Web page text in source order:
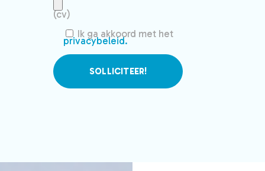
(cv)
Ik ga akkoord met het
privacybeleid.